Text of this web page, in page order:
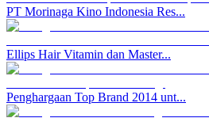
PT Morinaga Kino Indonesia Res...
Ellips Hair Vitamin dan Master...
Penghargaan Top Brand 2014 unt...